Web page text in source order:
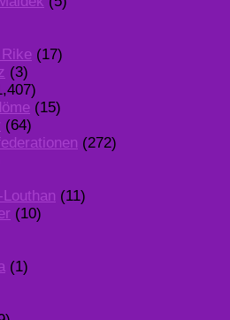
(17)
(3)
(15)
(64)
(272)
(11)
(10)
(1)